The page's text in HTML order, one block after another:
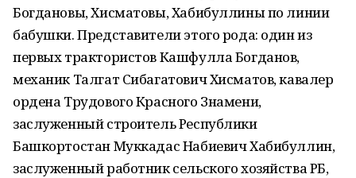
Богдановы, Хисматовы, Хабибуллины по линии
бабушки. Представители этого рода: один из
первых трактористов Кашфулла Богданов,
механик Талгат Сибагатович Хисматов, кавалер
ордена Трудового Красного Знамени,
заслуженный строитель Республики
Башкортостан Муккадас Набиевич Хабибуллин,
заслуженный работник сельского хозяйства РБ,